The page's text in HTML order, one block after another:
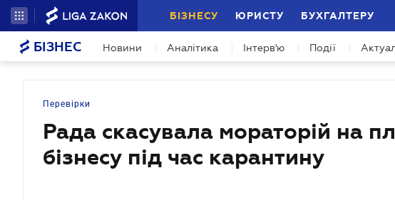
БІЗНЕСУ ЮРИСТУ БУХГАЛТЕРУ
БІЗНЕС Новини Аналітика Інтерв'ю Події
Перевірки
Рада скасувала мораторій на
бізнесу під час карантину